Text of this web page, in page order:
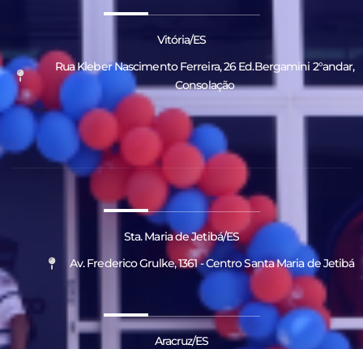
Vitória/ES
Rua Kleber Nascimento Ferreira, 26 Ed.Bergamini 2°andar,
Consolação
Sta. Maria de Jetibá/ES
Av. Frederico Grulke, 1361 - Centro Santa Maria de Jetibá
Aracruz/ES